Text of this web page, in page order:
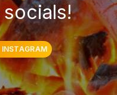
INSTAGRAM